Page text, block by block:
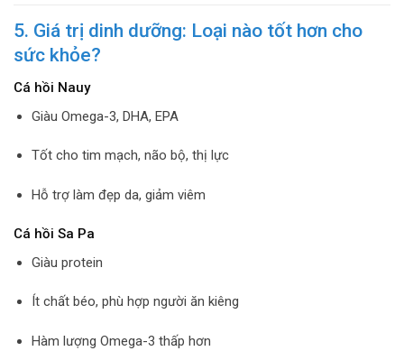
5. Giá trị dinh dưỡng: Loại nào tốt hơn cho
sức khỏe?
Cá hồi Nauy
Giàu Omega-3, DHA, EPA
Tốt cho tim mạch, não bộ, thị lực
Hỗ trợ làm đẹp da, giảm viêm
Cá hồi Sa Pa
Giàu protein
Ít chất béo, phù hợp người ăn kiêng
Hàm lượng Omega-3 thấp hơn